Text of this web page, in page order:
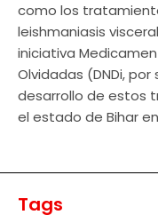
como los
leishmaniasis
iniciativa
Olvidadas (DNDi,
desarrollo de estos
el estado de Bihar
Tags